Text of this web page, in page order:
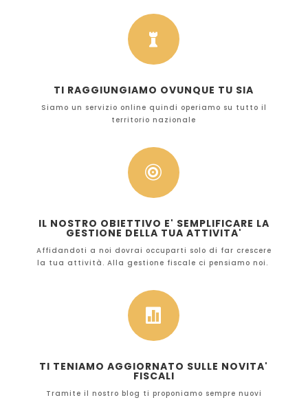

TI RAGGIUNGIAMO OVUNQUE TU SIA
Siamo un servizio online quindi operiamo su tutto il
territorio nazionale

IL NOSTRO OBIETTIVO E' SEMPLIFICARE LA
GESTIONE DELLA TUA ATTIVITA'
Affidandoti a noi dovrai occuparti solo di far crescere
la tua attività. Alla gestione fiscale ci pensiamo noi.

TI TENIAMO AGGIORNATO SULLE NOVITA'
FISCALI
Tramite il nostro blog ti proponiamo sempre nuovi